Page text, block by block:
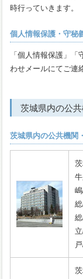
時行っていきます。
個人情報保護・守秘
「個人情報保護」
わせメールにてご連
茨城県内の公
茨城県内の公共機関